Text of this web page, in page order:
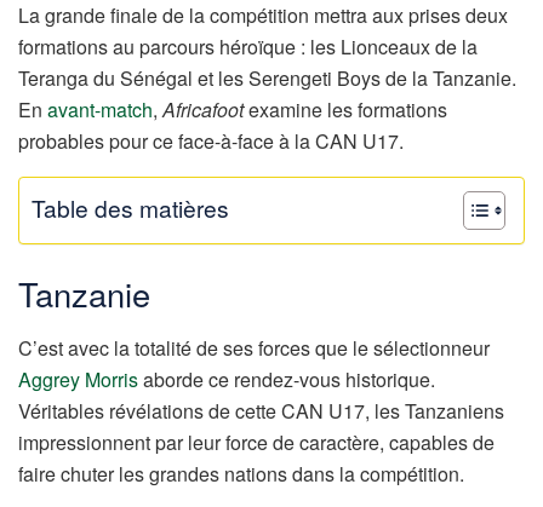
La grande finale de la compétition mettra aux prises deux
formations au parcours héroïque : les Lionceaux de la
Teranga du Sénégal et les Serengeti Boys de la Tanzanie.
En avant-match,Africafootexamine les formations
probables pour ce face-à-face à la CAN U17.
Table des matières
Tanzanie
C’est avec la totalité de ses forces que le sélectionneur
Aggrey Morrisaborde ce rendez-vous historique.
Véritables révélations de cette CAN U17, les Tanzaniens
impressionnent par leur force de caractère, capables de
faire chuter les grandes nations dans la compétition.